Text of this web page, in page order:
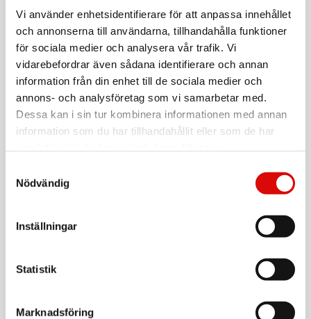
Vi använder enhetsidentifierare för att anpassa innehållet
och annonserna till användarna, tillhandahålla funktioner
för sociala medier och analysera vår trafik. Vi
vidarebefordrar även sådana identifierare och annan
information från din enhet till de sociala medier och
annons- och analysföretag som vi samarbetar med.
Dessa kan i sin tur kombinera informationen med annan
information som du har tillhandahållit eller som de har
Nödvändig
Inställningar
Statistik
Marknadsföring
Rakhuvud 96M
Art nr:
A15758
555562
Rek: 999,00 kr
PHILIPS
Rengöringspatroner Quick Clean Pod 2-pack
Art nr:
Rek: 599,00 kr